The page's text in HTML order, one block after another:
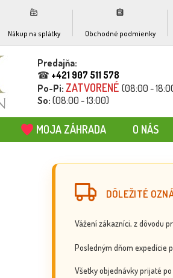
Nákup na splátky Obchodné podmienky
Predajňa:
☎ +421 907 511 578
Po-Pi: ZATVORENÉ (08:00 -
So: (08:00 - 13:00)
MOJA ZÁHRADA O NÁS
DÔLEŽITÉ
Vážení zákazníci, z dôvodu
Posledným dňom expedície
Všetky objednávky prijaté